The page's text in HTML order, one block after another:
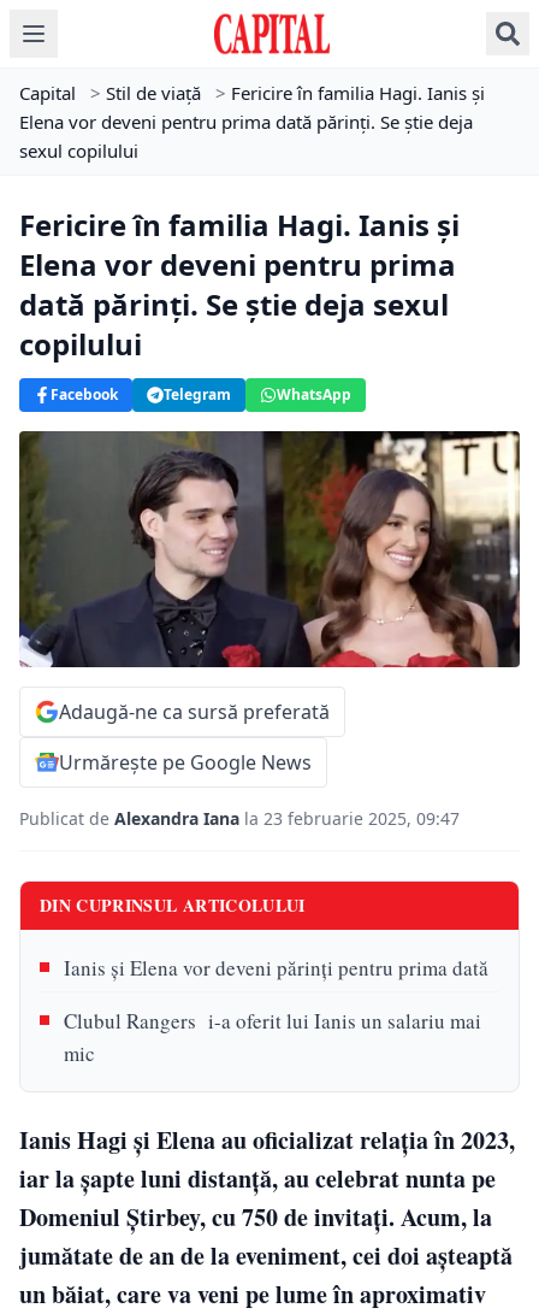
Capital > Stil de viață > Fericire în familia Hagi. Ianis și
Elena vor deveni pentru prima dată părinți. Se știe deja
sexul copilului
Fericire în familia Hagi. Ianis și
Elena vor deveni pentru prima
dată părinți. Se știe deja sexul
copilului
Facebook Telegram WhatsApp
Adaugă-ne ca sursă preferată
Urmărește pe Google News
Publicat de Alexandra Iana la 23 februarie 2025, 09:47
DIN CUPRINSUL ARTICOLULUI
Ianis și Elena vor deveni părinți pentru prima dată
Clubul Rangers i-a oferit lui Ianis un salariu mai
mic
Ianis Hagi și Elena au oficializat relația în 2023,
iar la șapte luni distanță, au celebrat nunta pe
Domeniul Știrbey, cu 750 de invitați. Acum, la
jumătate de an de la eveniment, cei doi așteaptă
un băiat, care va veni pe lume în aproximativ